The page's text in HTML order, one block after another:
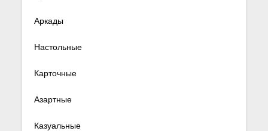
Аркады
Настольные
Карточные
Азартные
Казуальные